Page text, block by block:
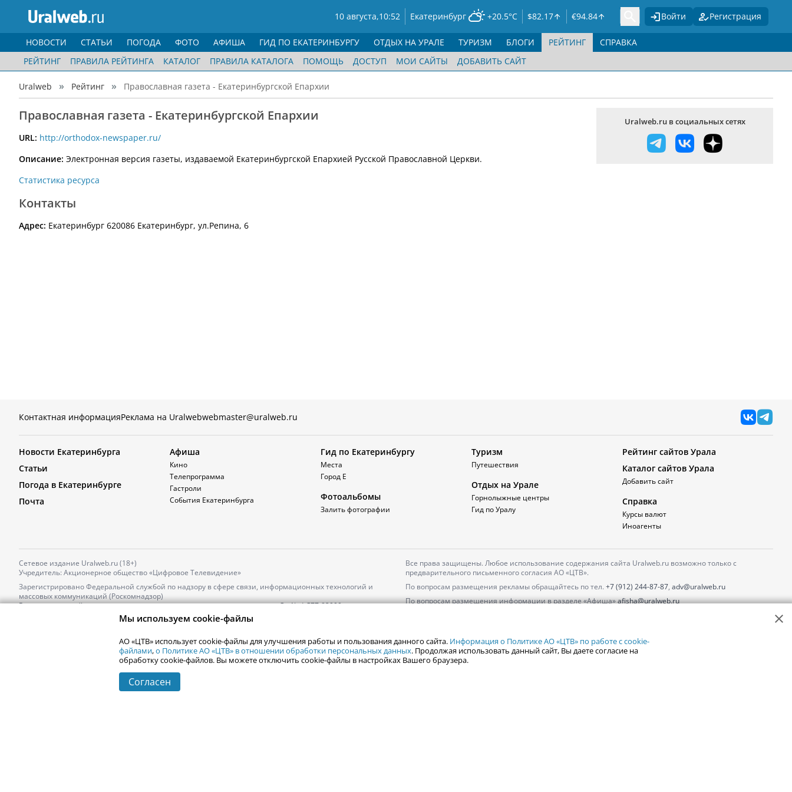
10 августа,10:52 Екатеринбург +20.5°C $82.17 €94.84 Войти Регистрация
НОВОСТИ СТАТЬИ ПОГОДА ФОТО АФИША ГИД ПО ЕКАТЕРИНБУРГУ ОТДЫХ НА УРАЛЕ ТУРИЗМ БЛОГИ
РЕЙТИНГ
РЕЙТИНГ
ПРАВИЛА РЕЙТИНГА КАТАЛОГ ПРАВИЛА КАТАЛОГА ПОМОЩЬ ДОСТУП МОИ САЙТЫ ДОБАВИТЬ САЙТ
СПРАВКА
Uralweb Рейтинг Православная газета - Екатеринбургской Епархии
Православная газета - Екатеринбургской Епархии
URL: http://orthodox-newspaper.ru/
Описание: Электронная версия газеты, издаваемой Екатеринбургской Епархией Русской Православной Церкви.
Статистика ресурса
Контакты
Адрес: Екатеринбург 620086 Екатеринбург, ул.Репина, 6
Uralweb.ru в социальных сетях
Контактная информацияРеклама на Uralwebwebmaster@uralweb.ru
Новости Екатеринбурга
Статьи
Погода в Екатеринбурге
Почта
Афиша
Кино
Телепрограмма
Гастроли
События Екатеринбурга
Гид по Екатеринбургу
Места
Город Е
Фотоальбомы
Залить фотографии
Туризм
Путешествия
Отдых на Урале
Горнолыжные центры
Гид по Уралу
Рейтинг сайтов Урала
Каталог сайтов Урала
Добавить сайт
Справка
Курсы валют
Иноагенты
Сетевое издание Uralweb.ru (18+)
Учредитель: Акционерное общество «Цифровое Телевидение»
Зарегистрировано Федеральной службой по надзору в сфере связи, информационных технологий и
массовых коммуникаций (Роскомнадзор)
Регистрационный номер и дата принятия решения о регистрации: серияЭл № ФС77-82000
+7 (912) 244-87-87,
Электронный адрес редакции:news@uralweb.ru
Все права защищены. Любое использование содержания сайта Uralweb.ru возможно только с
предварительного письменного согласия АО «ЦТВ».
По вопросам размещения рекламы обращайтесь по тел. +7 (912) 244-87-87, adv@uralweb.ru
По вопросам размещения информации в разделе «Афиша»afisha@uralweb.ru
Екатеринбург
Мы используем cookie-файлы
АО «ЦТВ» использует cookie-файлы для улучшения работы и пользования данного сайта. Информация о Политике АО «ЦТВ» по работе с cookie-
файлами,о Политике АО «ЦТВ» в отношении обработки персональных данных. Продолжая использовать данный сайт, Вы даете согласие на
обработку cookie-файлов. Вы можете отключить cookie-файлы в настройках Вашего браузера.
Согласен